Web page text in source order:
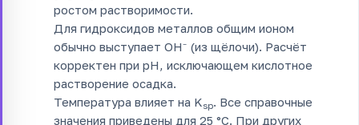
ростом растворимости.
Для гидроксидов металлов общим ионом
обычно выступает OH⁻ (из щёлочи). Расчёт
корректен при pH, исключающем кислотное
растворение осадка.
Температура влияет на Ksp. Все справочные
значения приведены для 25 °C. При других